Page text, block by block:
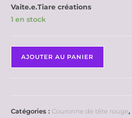
Vaite.e.Tiare créations
1 en stock
AJOUTER AU PANIER
Catégories : Couronne de tête rouge,